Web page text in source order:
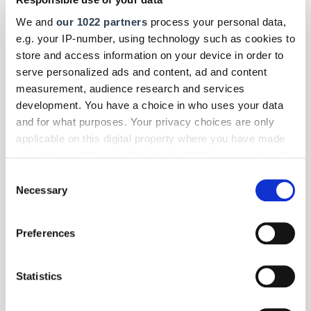
We and our 1022 partners process your personal data,
e.g. your IP-number, using technology such as cookies to
store and access information on your device in order to
serve personalized ads and content, ad and content
measurement, audience research and services
development. You have a choice in who uses your data
and for what purposes. Your privacy choices are only
applicable on this digital property where you have made
the Privacy trigger icon.
Collect information about your geographical location
Identify your device by actively scanning it for
Selection
Necessary
Preferences
Statistics
Welt, ein Teil der Trois Vallées.
Foto: © Stihl